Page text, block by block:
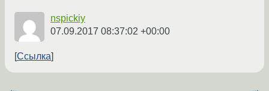
nspickiy
07.09.2017 08:37:02 +00:00
Ссылка